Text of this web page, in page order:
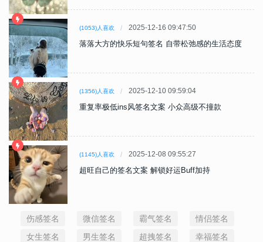
(1053)人喜欢 2025-12-16 09:47:50
落落大方的快乐短句签名 自带松弛感的生活态度
(1356)人喜欢 2025-12-10 09:59:04
重复率极低ins风签名文案 小众高级不撞款
(1145)人喜欢 2025-12-08 09:55:27
超旺自己的签名文案 解锁好运Buff加持
伤感签名 微信签名 霸气签名
情侣签名
女生签名
男生签名 超拽签名
幸福签名